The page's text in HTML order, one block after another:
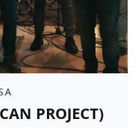
PROJECT)